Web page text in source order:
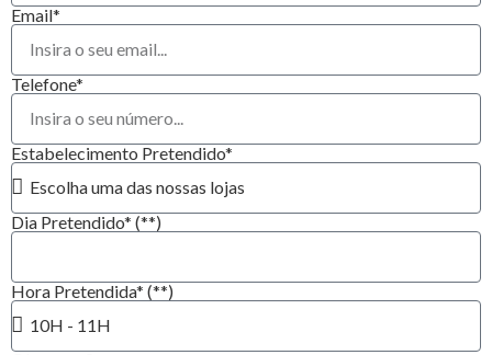
Email*
Telefone*
Estabelecimento Pretendido*
Dia Pretendido* (**)
Hora Pretendida* (**)